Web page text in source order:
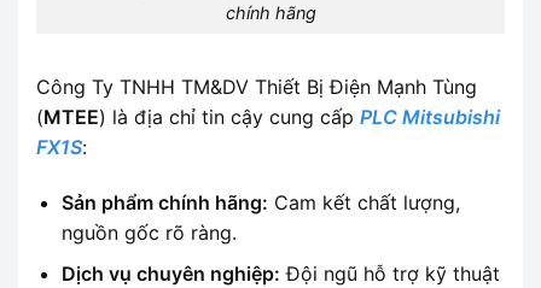
chính hãng
Công Ty TNHH TM&DV Thiết Bị Điện Mạnh Tùng
(MTEE) là địa chỉ tin cậy cung cấp PLC Mitsubishi
FX1S:
Sản phẩm chính hãng: Cam kết chất lượng,
nguồn gốc rõ ràng.
Dịch vụ chuyên nghiệp: Đội ngũ hỗ trợ kỹ thuật